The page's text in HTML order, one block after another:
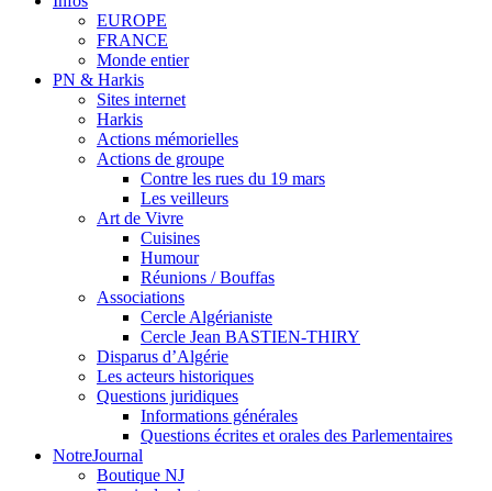
EUROPE
FRANCE
Monde entier
PN & Harkis
Sites internet
Harkis
Actions mémorielles
Actions de groupe
Contre les rues du 19 mars
Les veilleurs
Art de Vivre
Cuisines
Humour
Réunions / Bouffas
Associations
Cercle Algérianiste
Cercle Jean BASTIEN-THIRY
Disparus d’Algérie
Les acteurs historiques
Questions juridiques
Informations générales
Questions écrites et orales des Parlementaires
NotreJournal
Boutique NJ